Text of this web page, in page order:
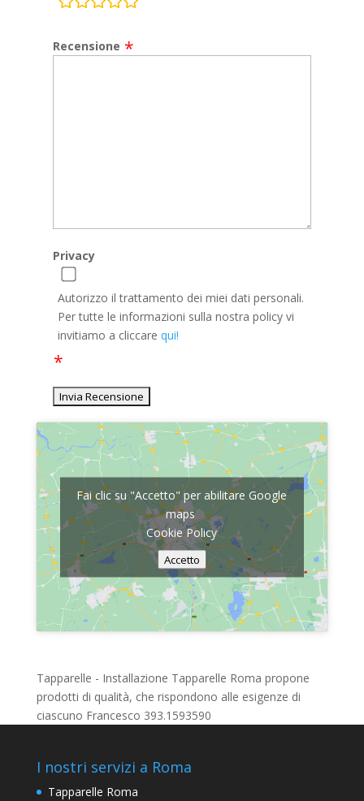
rating
Recensione
Privacy
Autorizzo il trattamento dei miei dati personali.
Per tutte le informazioni sulla nostra policy vi
invitiamo a cliccare qui!
Fai clic su "Accetto" per abilitare Google
maps
Cookie Policy
Accetto
Tapparelle - Installazione Tapparelle Roma propone
prodotti di qualità, che rispondono alle esigenze di
ciascuno Francesco 393.1593590
I nostri servizi a Roma
Tapparelle Roma